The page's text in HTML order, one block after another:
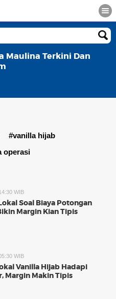
Maulina Terkini Dan
#vanilla hijab
operasi
WIB
Soal Biaya Potongan
Margin Kian Tipis
WIB
Vanilla Hijab Hadapi
Margin Makin Tipis